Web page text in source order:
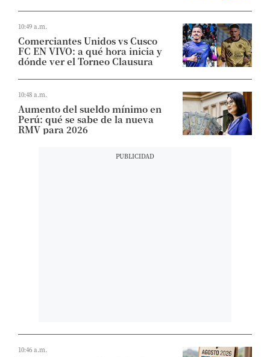
10:49 a.m.
Comerciantes Unidos vs Cusco
FC EN VIVO: a qué hora inicia y
dónde ver el Torneo Clausura
10:48 a.m.
Aumento del sueldo mínimo en
Perú: qué se sabe de la nueva
RMV para 2026
10:46 a.m.